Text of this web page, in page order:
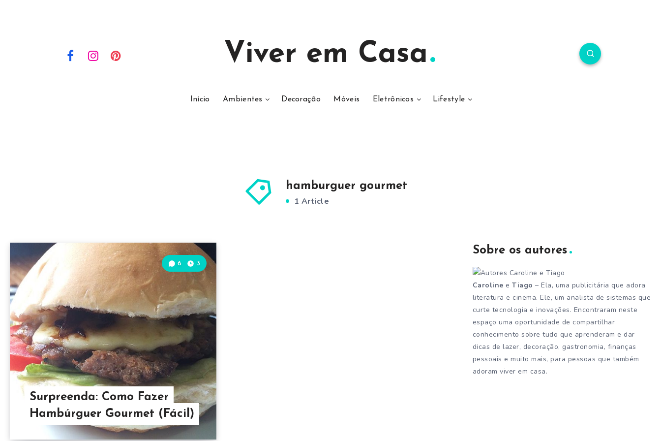
Viver em Casa
Início Ambientes Decoração Móveis Eletrônicos Lifestyle
hamburguer gourmet
1 Article
Surpreenda: Como Fazer
Hambúrguer Gourmet (Fácil)
6 3
Sobre os autores
Caroline eTiago – Ela, uma publicitária que adora
literatura e cinema. Ele, um analista de sistemas que
curte tecnologia e inovações. Encontraram neste
espaço uma oportunidade de compartilhar
conhecimento sobre tudo que aprenderam e dar
dicas de lazer, decoração, gastronomia, finanças
pessoais e muito mais, para pessoas que também
adoram viver em casa.